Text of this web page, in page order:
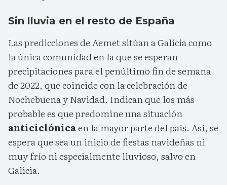
Sin lluvia en el resto de España
Las predicciones de Aemet sitúan a Galicia como
la única comunidad en la que se esperan
precipitaciones para el penúltimo fin de semana
de 2022, que coincide con la celebración de
Nochebuena y Navidad. Indican que los más
probable es que predomine una situación
anticiclónicaen la mayor parte del país. Así, se
espera que sea un inicio de fiestas navideñas ni
muy frío ni especialmente lluvioso, salvo en
Galicia.